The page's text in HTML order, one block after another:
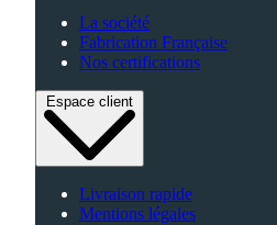
La société
Fabrication Française
Nos certifications
Espace client
Livraison rapide
Mentions légales